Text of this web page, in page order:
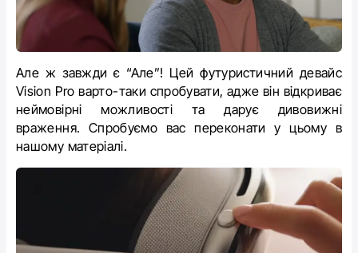
Але ж завжди є “Але”! Цей футуристичний девайс
Vision Pro варто-таки спробувати, адже він відкриває
неймовірні можливості та дарує дивовижні
враження. Спробуємо вас переконати у цьому в
нашому матеріалі.